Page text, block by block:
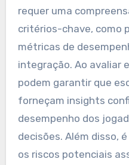
requer uma
critérios-chave, como
métricas de
integração. Ao avaliar
podem garantir que
forneçam insights
desempenho dos
decisões. Além disso,
os riscos potenciais